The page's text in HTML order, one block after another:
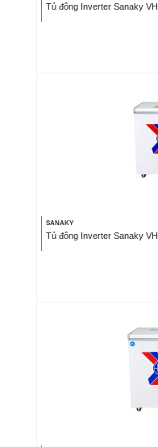
Tủ đông Inverter Sanaky
SANAKY
Tủ đông Inverter Sanaky